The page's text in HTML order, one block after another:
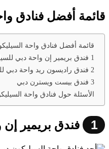
قائمة أفضل فنادق
قائمة أفضل فنادق واحة
1 فندق بريمير إن واحة دبي للسيليكون
2 فندق راديسون ريد واحة دبي للسيليكون
3 فندق بيست ويسترن دبي
الأسئلة حول فنادق واحة
1 فندق بريمير